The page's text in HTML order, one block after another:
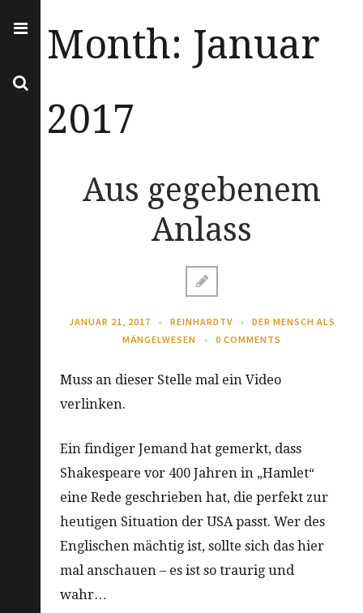
Month: Januar
2017
Aus gegebenem
Anlass
JANUAR 21, 2017 REINHARDTV
DER MENSCH ALS
MÄNGELWESEN
0 COMMENTS
Muss an dieser Stelle mal ein Video
verlinken.
Ein findiger Jemand hat gemerkt, dass
Shakespeare vor 400 Jahren in „Hamlet“
eine Rede geschrieben hat, die perfekt zur
heutigen Situation der USA passt. Wer des
Englischen mächtig ist, sollte sich das hier
mal anschauen – es ist so traurig und
wahr…